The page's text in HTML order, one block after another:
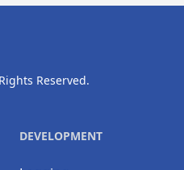
Reserved.
DEVELOPMENT